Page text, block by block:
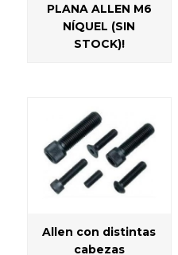
PLANA ALLEN M6
NÍQUEL (SIN
STOCK)!
Allen con distintas
cabezas